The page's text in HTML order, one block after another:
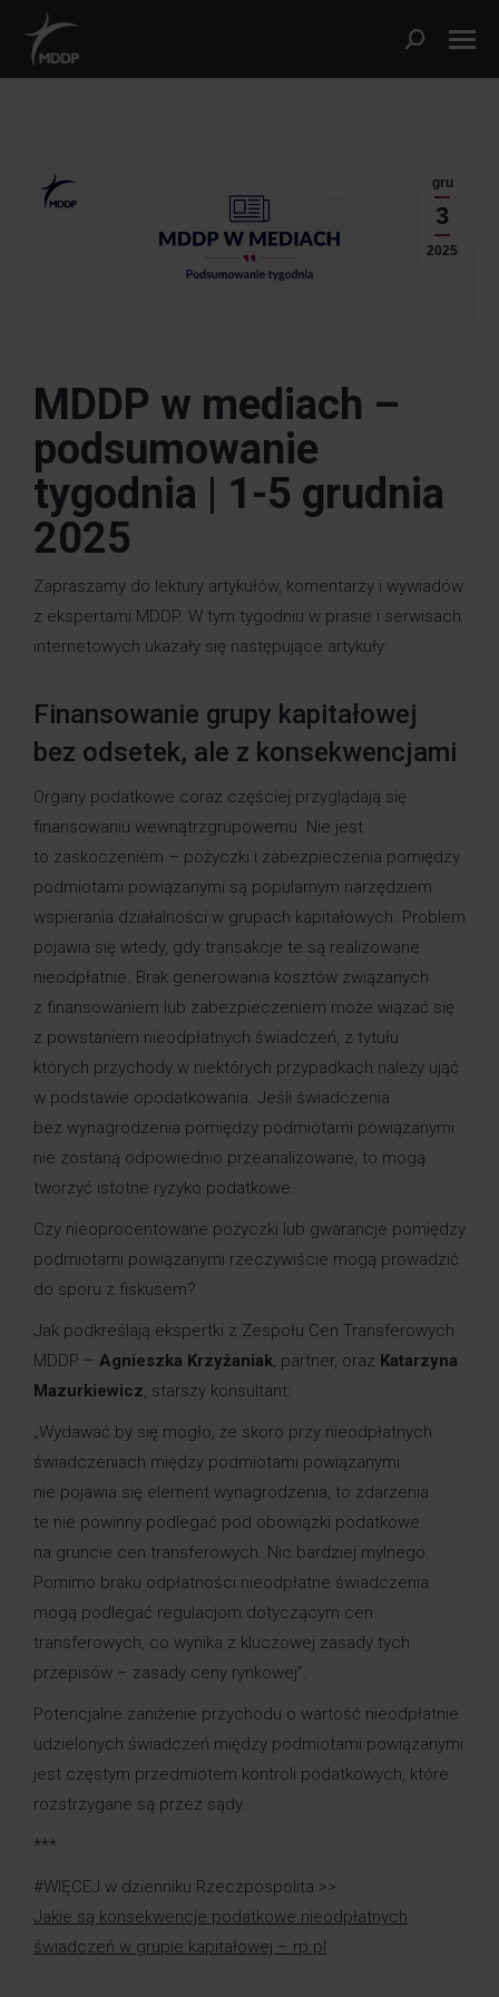
gru
3
2025
MDDP w mediach –
podsumowanie
tygodnia | 1-5 grudnia
2025
Zapraszamy do lektury artykułów, komentarzy i wywiadów
z ekspertami MDDP. W tym tygodniu w prasie i serwisach
internetowych ukazały się następujące artykuły:
Finansowanie grupy kapitałowej
bez odsetek, ale z konsekwencjami
Organy podatkowe coraz częściej przyglądają się
finansowaniu wewnątrzgrupowemu. Nie jest
to zaskoczeniem – pożyczki i zabezpieczenia pomiędzy
podmiotami powiązanymi są popularnym narzędziem
wspierania działalności w grupach kapitałowych. Problem
pojawia się wtedy, gdy transakcje te są realizowane
nieodpłatnie. Brak generowania kosztów związanych
z finansowaniem lub zabezpieczeniem może wiązać się
z powstaniem nieodpłatnych świadczeń, z tytułu
których przychody w niektórych przypadkach należy ująć
w podstawie opodatkowania. Jeśli świadczenia
bez wynagrodzenia pomiędzy podmiotami powiązanymi
nie zostaną odpowiednio przeanalizowane, to mogą
tworzyć istotne ryzyko podatkowe.
Czy nieoprocentowane pożyczki lub gwarancje pomiędzy
podmiotami powiązanymi rzeczywiście mogą prowadzić
do sporu z fiskusem?
Jak podkreślają ekspertki z Zespołu Cen Transferowych
MDDP – Agnieszka Krzyżaniak, partner, oraz Katarzyna
Mazurkiewicz, starszy konsultant:
„Wydawać by się mogło, że skoro przy nieodpłatnych
świadczeniach między podmiotami powiązanymi
nie pojawia się element wynagrodzenia, to zdarzenia
te nie powinny podlegać pod obowiązki podatkowe
na gruncie cen transferowych. Nic bardziej mylnego.
Pomimo braku odpłatności nieodpłatne świadczenia
mogą podlegać regulacjom dotyczącym cen
transferowych, co wynika z kluczowej zasady tych
przepisów – zasady ceny rynkowej”.
Potencjalne zaniżenie przychodu o wartość nieodpłatnie
udzielonych świadczeń między podmiotami powiązanymi
jest częstym przedmiotem kontroli podatkowych, które
rozstrzygane są przez sądy.
***
#WIĘCEJ w dzienniku Rzeczpospolita >>
Jakie są konsekwencje podatkowe nieodpłatnych
świadczeń w grupie kapitałowej – rp.pl